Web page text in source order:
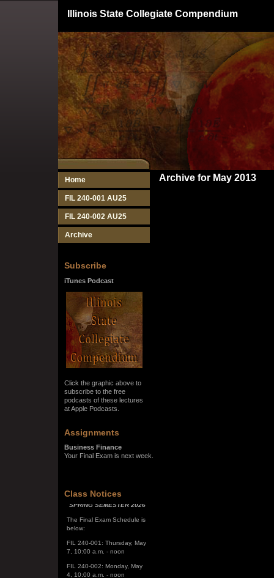
Illinois State Collegiate Compendium
Home
FIL 240-001 AU25
FIL 240-002 AU25
Archive
Subscribe
iTunes Podcast
Click the graphic above to
subscribe to the free
podcasts of these lectures
at Apple Podcasts.
Assignments
Business Finance
Your Final Exam is next week.
Class Notices
SPRING SEMESTER 2026
The Final Exam Schedule is
FIL 240-001: Thursday, May
FIL 240-002: Monday, May
Archive for May 2013